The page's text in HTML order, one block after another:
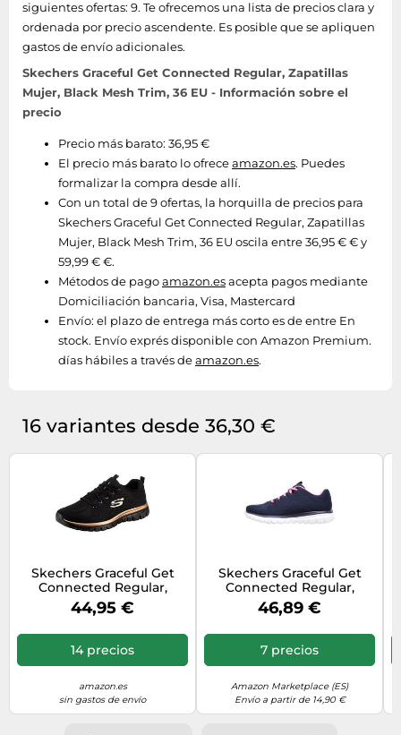
siguientes ofertas: 9. Te ofrecemos una lista de precios clara y
ordenada por precio ascendente. Es posible que se apliquen
gastos de envío adicionales.
Skechers Graceful Get Connected Regular, Zapatillas
Mujer, Black Mesh Trim, 36 EU - Información sobre el
precio
Precio más barato: 36,95 €
El precio más barato lo ofreceamazon.es. Puedes
formalizar la compra desde allí.
Con un total de 9 ofertas, la horquilla de precios para
Skechers Graceful Get Connected Regular, Zapatillas
Mujer, Black Mesh Trim, 36 EU oscila entre 36,95 € € y
59,99 € €.
Métodos de pagoamazon.esacepta pagos mediante
Domiciliación bancaria, Visa, Mastercard
Envío: el plazo de entrega más corto es de entre En
stock. Envío exprés disponible con Amazon Premium.
días hábiles a través deamazon.es.
16 variantes desde 36,30 €
Skechers Graceful Get
Connected Regular,
Zapatillas Mujer, Black
Mesh Rose Gold Trim, 39
EU
44,95 €
14 precios
amazon.es
sin gastos de envío
Skechers Graceful Get
Connected Regular,
Zapatillas Mujer, Navy
Mesh Pink Trim, 37 EU
46,89 €
7 precios
Amazon Marketplace (ES)
Envío a partir de 14,90 €